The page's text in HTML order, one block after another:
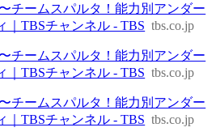
チームスパルタ！能力別アンダー
｜TBSチャンネル - TBS tbs.co.jp
チームスパルタ！能力別アンダー
｜TBSチャンネル - TBS tbs.co.jp
チームスパルタ！能力別アンダー
｜TBSチャンネル - TBS tbs.co.jp